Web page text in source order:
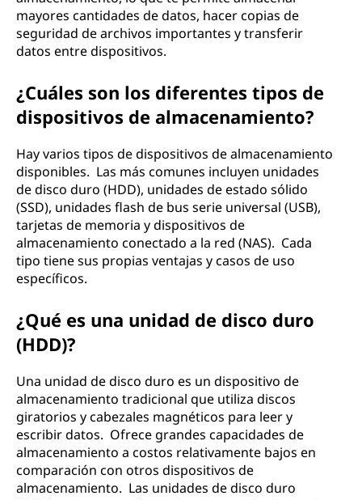
mayores cantidades de datos, hacer copias de
seguridad de archivos importantes y transferir
datos entre dispositivos.
¿Cuáles son los diferentes tipos de
dispositivos de almacenamiento?
Hay varios tipos de dispositivos de almacenamiento
disponibles. Las más comunes incluyen unidades
de disco duro (HDD), unidades de estado sólido
(SSD), unidades flash de bus serie universal (USB),
tarjetas de memoria y dispositivos de
almacenamiento conectado a la red (NAS). Cada
tipo tiene sus propias ventajas y casos de uso
específicos.
¿Qué es una unidad de disco duro
(HDD)?
Una unidad de disco duro es un dispositivo de
almacenamiento tradicional que utiliza discos
giratorios y cabezales magnéticos para leer y
escribir datos. Ofrece grandes capacidades de
almacenamiento a costos relativamente bajos en
comparación con otros dispositivos de
almacenamiento. Las unidades de disco duro